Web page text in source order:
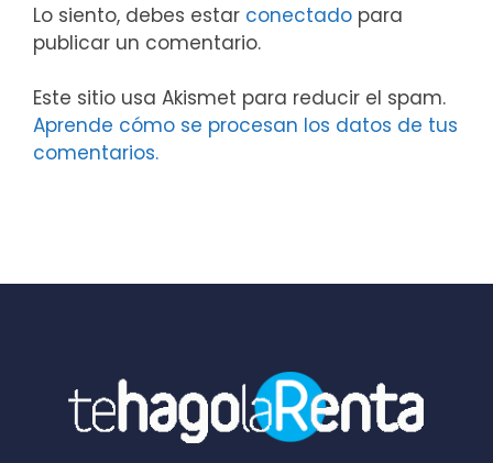
Lo siento, debes estar conectado para
publicar un comentario.
Este sitio usa Akismet para reducir el spam.
Aprende cómo se procesan los datos de tus
comentarios.